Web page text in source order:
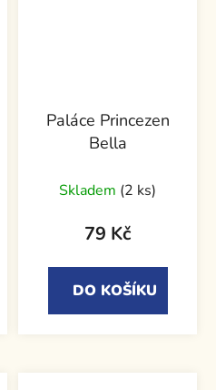
Paláce Princezen
Bella
Skladem (2 ks)
79 Kč
DO KOŠÍKU